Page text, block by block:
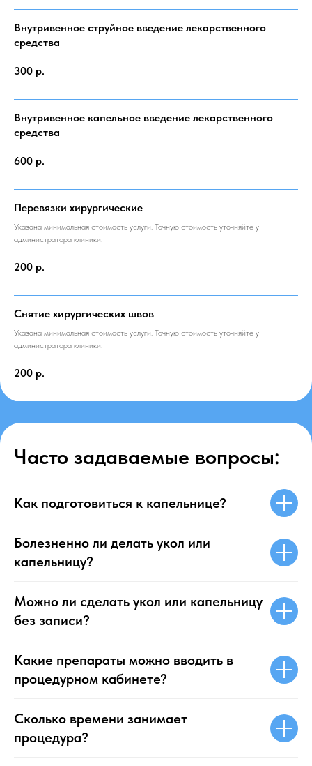
Внутривенное струйное введение лекарственного
средства
300 р.
Внутривенное капельное введение лекарственного
средства
600 р.
Перевязки хирургические
Указана минимальная стоимость услуги. Точную стоимость уточняйте у
администратора клиники.
200 р.
Снятие хирургических швов
Указана минимальная стоимость услуги. Точную стоимость уточняйте у
администратора клиники.
200 р.
Часто задаваемые вопросы:
Как подготовиться к капельнице?
Болезненно ли делать укол или
капельницу?
Можно ли сделать укол или капельницу
без записи?
Какие препараты можно вводить в
процедурном кабинете?
Сколько времени занимает
процедура?